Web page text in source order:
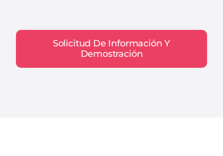
Solicitud De Información Y
Demostración